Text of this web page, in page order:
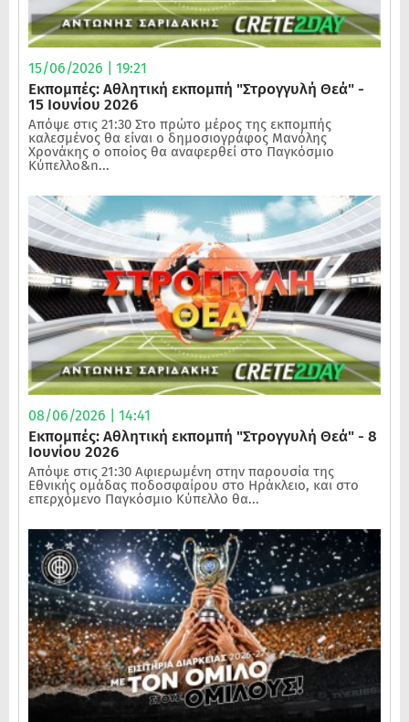
15/06/2026 | 19:21
Εκπομπές: Αθλητική εκπομπή "Στρογγυλή Θεά" -
15 Ιουνίου 2026
Απόψε στις 21:30 Στο πρώτο μέρος της εκπομπής
καλεσμένος θα είναι ο δημοσιογράφος Μανόλης
Χρονάκης ο οποίος θα αναφερθεί στο Παγκόσμιο
Κύπελλο&n...
08/06/2026 | 14:41
Εκπομπές: Αθλητική εκπομπή "Στρογγυλή Θεά" - 8
Ιουνίου 2026
Απόψε στις 21:30 Αφιερωμένη στην παρουσία της
Εθνικής ομάδας ποδοσφαίρου στο Ηράκλειο, και στο
επερχόμενο Παγκόσμιο Κύπελλο θα...